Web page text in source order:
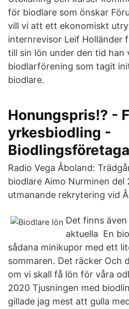
för biodlare som önskar
vill vi att ett ekonomiskt
internrevisor Leif Holländer
till sin lön under den tid han
biodlarförening som tagit
biodlare.
Honungspris!? -
yrkesbiodling -
Radio Vega Åboland:
biodlare Aimo Nurminen del
utmanande rekrytering vid
Det finns
aktuella En
sådana minikupor med ett
sommaren. Det räcker Och
om vi skall få lön för våra
2020 Tjusningen med
gillade jag mest att gulla